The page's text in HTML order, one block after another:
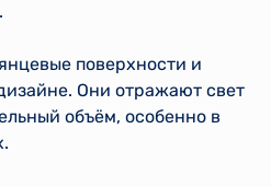
поверхности и
Они отражают свет
объём, особенно в